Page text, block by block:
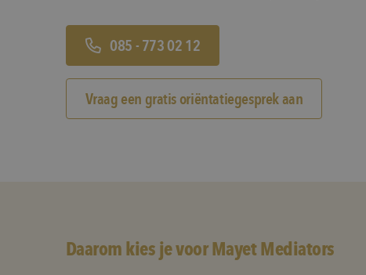
085 - 773 02 12
Vraag een gratis oriëntatiegesprek aan
Daarom kies je voor Mayet Mediators